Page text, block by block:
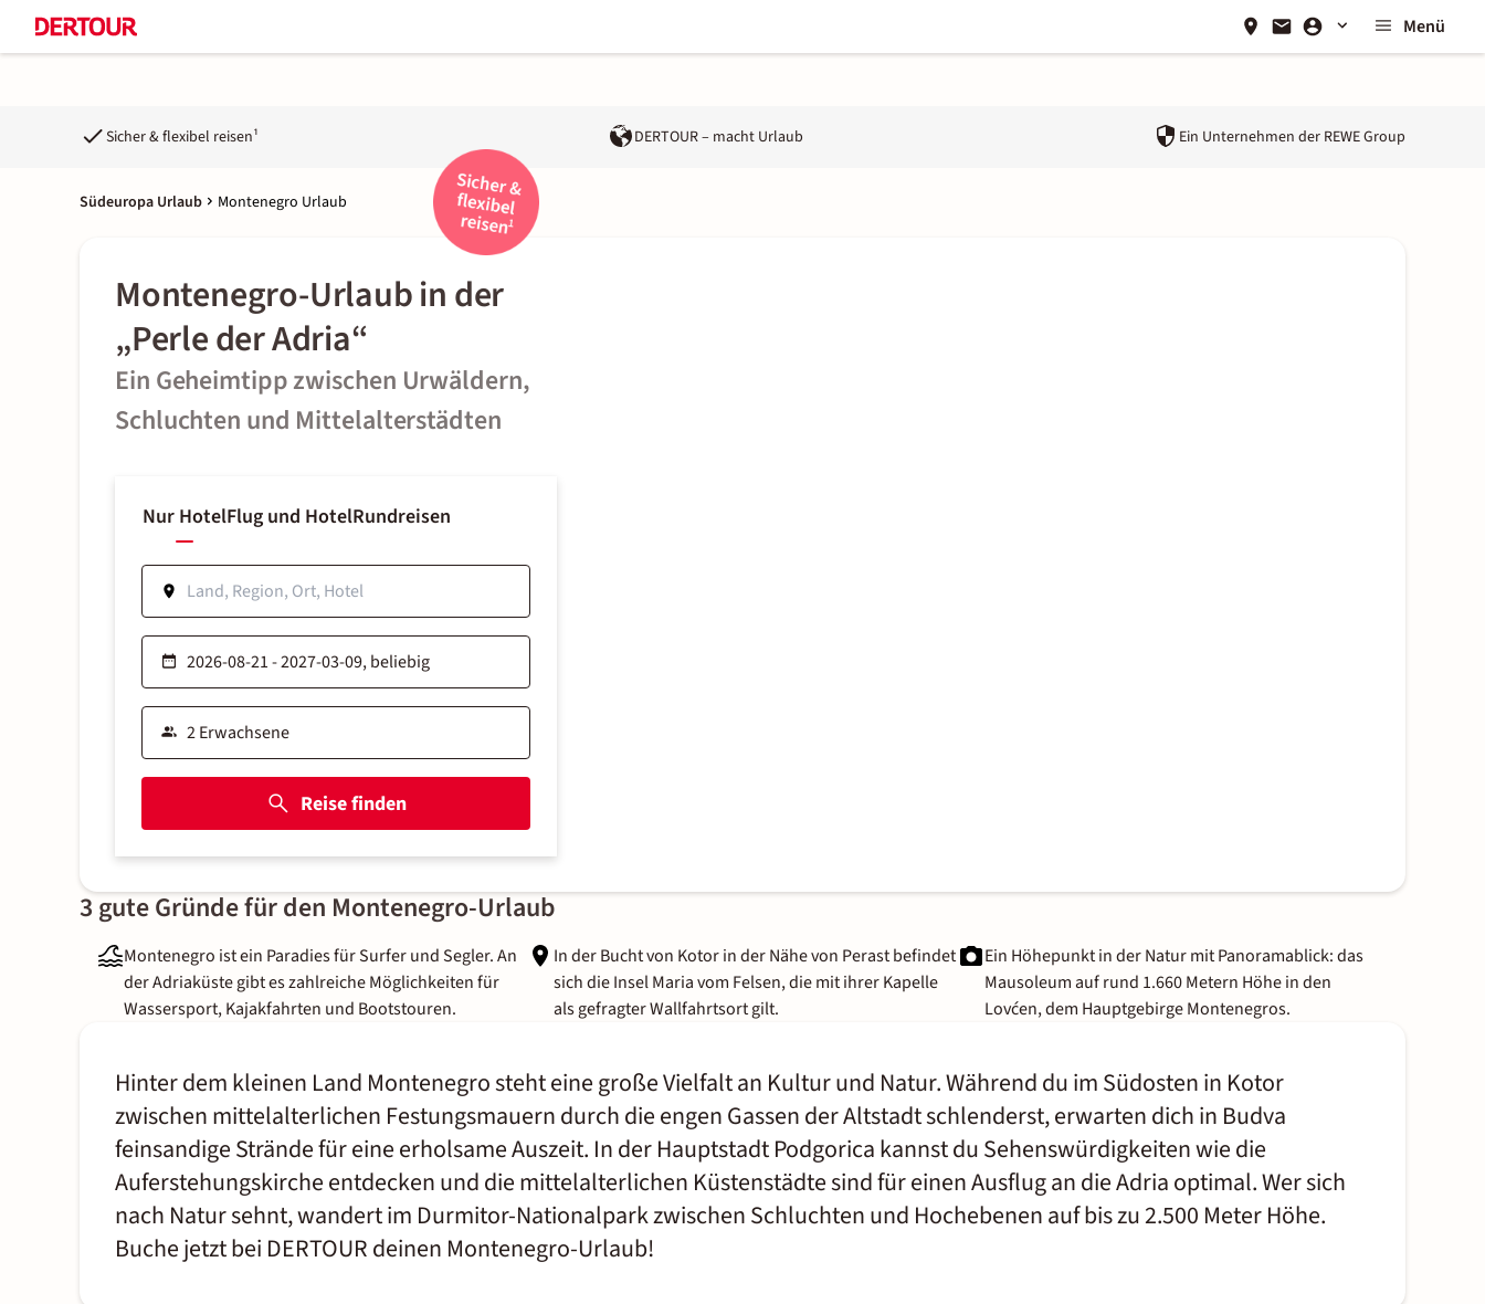
Menü
Sicher & flexibel reisen¹ DERTOUR – macht Urlaub Ein Unternehmen der REWE Group
Südeuropa Urlaub Montenegro Urlaub
Montenegro-Urlaub in der
„Perle der Adria“
Ein Geheimtipp zwischen Urwäldern,
Schluchten und Mittelalterstädten
Nur HotelFlug und HotelRundreisen
Reise finden
3 gute Gründe für den Montenegro-Urlaub
Montenegro ist ein Paradies für Surfer und Segler. An
der Adriaküste gibt es zahlreiche Möglichkeiten für
Wassersport, Kajakfahrten und Bootstouren.
In der Bucht von Kotor in der Nähe von Perast befindet
sich die Insel Maria vom Felsen, die mit ihrer Kapelle
als gefragter Wallfahrtsort gilt.
Ein Höhepunkt in der Natur mit Panoramablick: das
Mausoleum auf rund 1.660 Metern Höhe in den
Lovćen, dem Hauptgebirge Montenegros.
Hinter dem kleinen Land Montenegro steht eine große Vielfalt an Kultur und Natur. Während du im Südosten in Kotor
zwischen mittelalterlichen Festungsmauern durch die engen Gassen der Altstadt schlenderst, erwarten dich in Budva
feinsandige Strände für eine erholsame Auszeit. In der Hauptstadt Podgorica kannst du Sehenswürdigkeiten wie die
Auferstehungskirche entdecken und die mittelalterlichen Küstenstädte sind für einen Ausflug an die Adria optimal. Wer sich
nach Natur sehnt, wandert im Durmitor-Nationalpark zwischen Schluchten und Hochebenen auf bis zu 2.500 Meter Höhe.
Buche jetzt bei DERTOUR deinen Montenegro-Urlaub!